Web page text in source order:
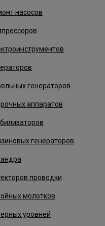
насосов
генераторов
аппаратов
генераторов
проводки
молотков
уровней